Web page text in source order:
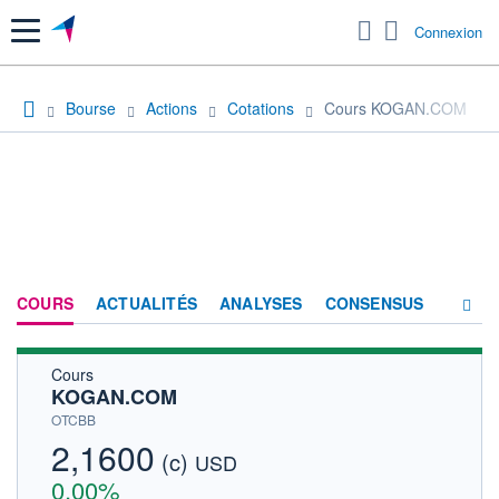
Menu Connexion
Bourse Actions Cotations Cours KOGAN.COM
COURS ACTUALITÉS ANALYSES CONSENSUS
Cours
KOGAN.COM
OTCBB
2,1600 (c) USD
0,00%